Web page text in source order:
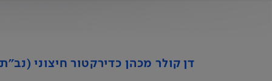
דן קולר מכהן כדירקטור חיצוני (נב"ת 301) מיום